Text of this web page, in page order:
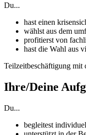
Du...
hast einen
wählst aus dem
profitierst von
hast die Wahl aus
Teilzeitbeschäftigung mit
Ihre/Deine
Du...
begleitest